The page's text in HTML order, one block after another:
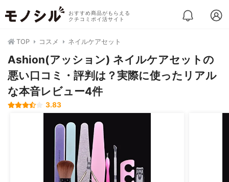
おすすめ商品がもらえる
クチコミポイ活サイト
TOP コスメ ネイルケアセット
Ashion(アッション) ネイルケアセットの
悪い口コミ・評判は？実際に使ったリアル
な本音レビュー4件
3.83